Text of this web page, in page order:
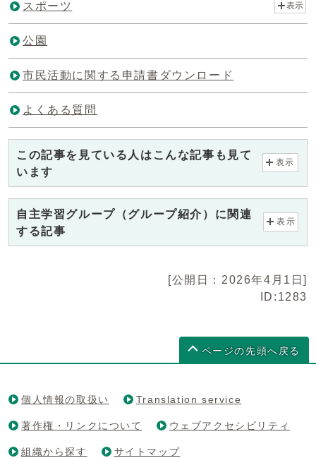
スポーツ 表示
公園
市民活動に関する申請書ダウンロード
よくある質問
この記事を見ている人はこんな記事も見て
います
表示
自主学習グループ（グループ紹介）に関連
する記事
表示
[公開日：2026年4月1日]
ID:1283
ページの先頭へ戻る
個人情報の取扱い Translation service
著作権・リンクについて ウェブアクセシビリティ
組織から探す サイトマップ